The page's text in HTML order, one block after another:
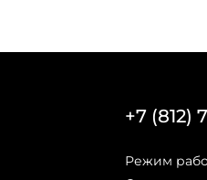
+7 (812)
Режим